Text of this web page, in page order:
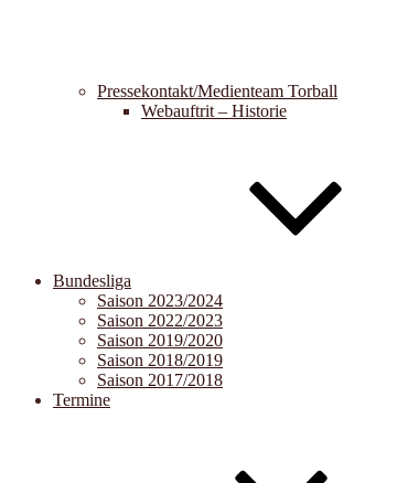
Pressekontakt/Medienteam Torball
Webauftrit – Historie
Bundesliga
Saison 2023/2024
Saison 2022/2023
Saison 2019/2020
Saison 2018/2019
Saison 2017/2018
Termine